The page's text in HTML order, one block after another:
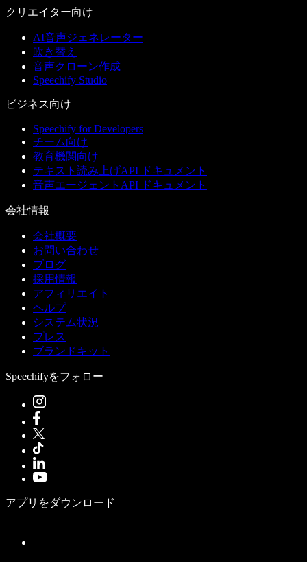
クリエイター向け
AI音声ジェネレーター
吹き替え
音声クローン作成
Speechify Studio
ビジネス向け
Speechify for Developers
チーム向け
教育機関向け
テキスト読み上げAPI ドキュメント
音声エージェントAPI ドキュメント
会社情報
会社概要
お問い合わせ
ブログ
採用情報
アフィリエイト
ヘルプ
システム状況
プレス
ブランドキット
Speechifyをフォロー
アプリをダウンロード